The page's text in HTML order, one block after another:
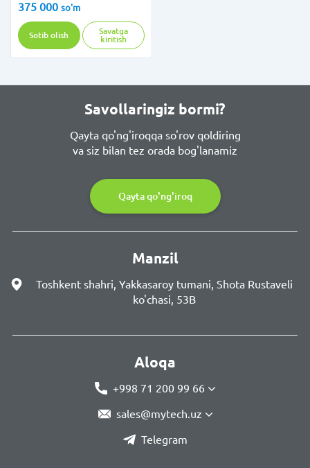
375 000 so'm
Sotib olish
Savatga
kiritish
Savollaringiz bormi?
Qayta qo'ng'iroqqa so'rov qoldiring
va siz bilan tez orada bog'lanamiz
Qayta qo'ng'iroq
Manzil
Toshkent shahri, Yakkasaroy tumani, Shota Rustaveli
ko'chasi, 53B
Aloqa
+998 71 200 99 66
sales@mytech.uz
Telegram